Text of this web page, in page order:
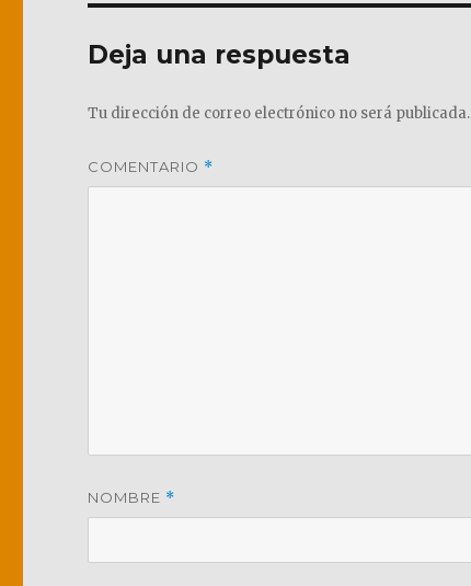
Deja una respuesta
Tu dirección de correo electrónico no será publicada.
COMENTARIO *
NOMBRE *